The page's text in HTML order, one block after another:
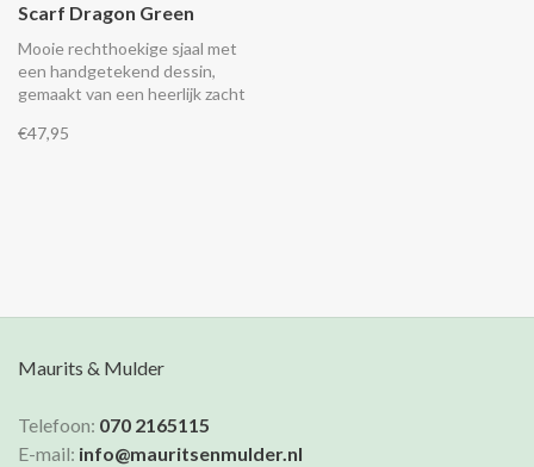
Scarf Dragon Green
Mooie rechthoekige sjaal met
een handgetekend dessin,
gemaakt van een heerlijk zacht
materiaal wat aanvoelt als zijde.
€47,95
Maurits & Mulder
Telefoon: 070 2165115
E-mail: info@mauritsenmulder.nl